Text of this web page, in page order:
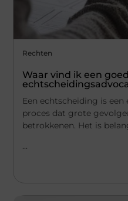
Rechten
Waar vind ik een
Een echtscheiding is
proces dat grote
betrokkenen. Het is
...